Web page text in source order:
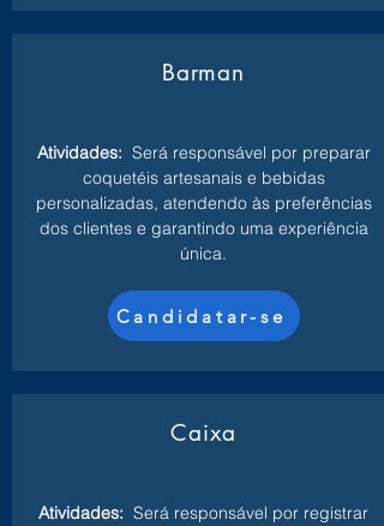
Barman
Atividades: Será responsável por preparar
coquetéis artesanais e bebidas
personalizadas, atendendo às preferências
dos clientes e garantindo uma experiência
única.
Candidatar-se
Caixa
Atividades: Será responsável por registrar